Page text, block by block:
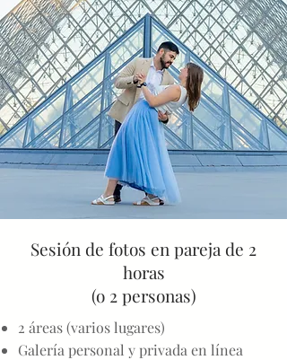
Sesión de fotos en pareja de 2
horas
(o 2 personas)
2 áreas (varios lugares)
Galería personal y privada en línea